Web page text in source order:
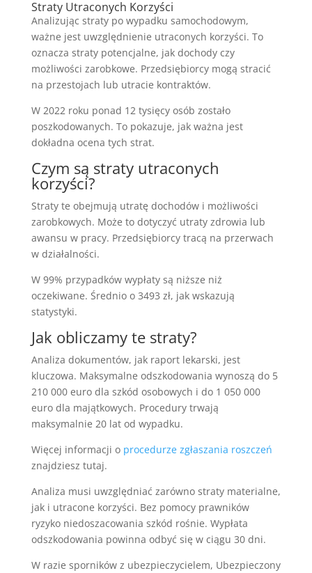
Straty Utraconych Korzyści
Analizując straty po wypadku samochodowym,
ważne jest uwzględnienie utraconych korzyści. To
oznacza straty potencjalne, jak dochody czy
możliwości zarobkowe. Przedsiębiorcy mogą stracić
na przestojach lub utracie kontraktów.
W 2022 roku ponad 12 tysięcy osób zostało
poszkodowanych. To pokazuje, jak ważna jest
dokładna ocena tych strat.
Czym są straty utraconych
korzyści?
Straty te obejmują utratę dochodów i możliwości
zarobkowych. Może to dotyczyć utraty zdrowia lub
awansu w pracy. Przedsiębiorcy tracą na przerwach
w działalności.
W 99% przypadków wypłaty są niższe niż
oczekiwane. Średnio o 3493 zł, jak wskazują
statystyki.
Jak obliczamy te straty?
Analiza dokumentów, jak raport lekarski, jest
kluczowa. Maksymalne odszkodowania wynoszą do 5
210 000 euro dla szkód osobowych i do 1 050 000
euro dla majątkowych. Procedury trwają
maksymalnie 20 lat od wypadku.
Więcej informacji o procedurze zgłaszania roszczeń
znajdziesz tutaj.
Analiza musi uwzględniać zarówno straty materialne,
jak i utracone korzyści. Bez pomocy prawników
ryzyko niedoszacowania szkód rośnie. Wypłata
odszkodowania powinna odbyć się w ciągu 30 dni.
W razie sporników z ubezpieczycielem, Ubezpieczony